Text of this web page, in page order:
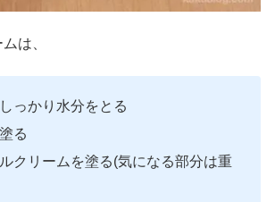
は、
っかり水分をとる
る
クリームを塗る(気になる部分は重